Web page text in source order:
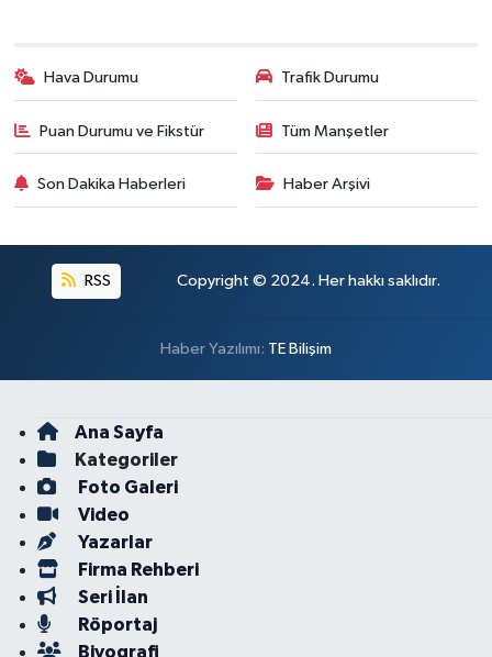
Hava Durumu Trafik Durumu
Puan Durumu ve Fikstür Tüm Manşetler
Son Dakika Haberleri Haber Arşivi
RSS Copyright © 2024. Her hakkı saklıdır.
Haber Yazılımı: TE Bilişim
Ana Sayfa
Kategoriler
Foto Galeri
Video
Yazarlar
Firma Rehberi
Seri İlan
Röportaj
Biyografi